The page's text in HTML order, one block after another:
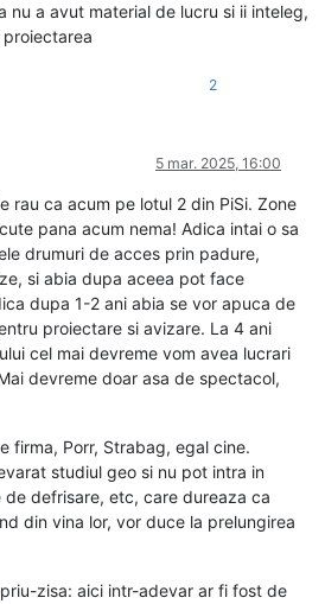
nu a avut material de lucru si ii inteleg,
2
5 mar. 2025, 16:00
rau ca acum pe lotul 2 din PiSi. Zone
pana acum nema! Adica intai o sa
drumuri de acces prin padure,
si abia dupa aceea pot face
dupa 1-2 ani abia se vor apuca de
proiectare si avizare. La 4 ani
cel mai devreme vom avea lucrari
devreme doar asa de spectacol,
firma, Porr, Strabag, egal cine.
studiul geo si nu pot intra in
defrisare, etc, care dureaza ca
din vina lor, vor duce la prelungirea
zisa: aici intr-adevar ar fi fost de